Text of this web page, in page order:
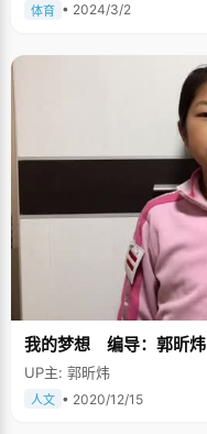
体育 • 2024/3/2
我的梦想 编导：郭昕炜
UP主: 郭昕炜
人文 • 2020/12/15